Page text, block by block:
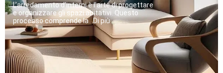
L’arredamento d’interni è l’arte di progettare
e organizzare gli spazi abitativi. Questo
processo comprende la...Di più